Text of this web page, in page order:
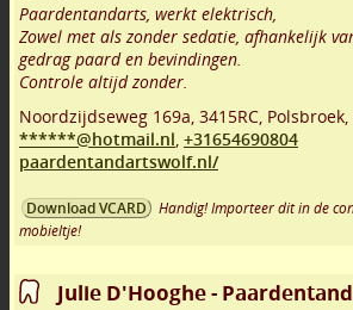
Paardentandarts, werkt elektrisch,
Zowel met als zonder sedatie, afhankelijk
gedrag paard en bevindingen.
Controle altijd zonder.
Noordzijdseweg 169a 3415RC Polsbroek
******@hotmail.nl +31654690804
paardentandartswolf.nl/
Download VCARD
Handig! Importeer dit in de
mobieltje!
Julie D'Hooghe -